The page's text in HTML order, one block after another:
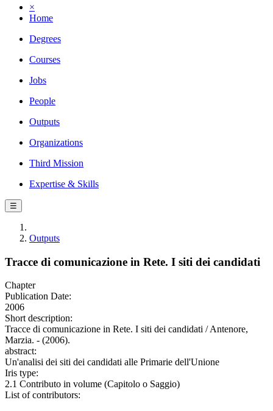
×
Home
Degrees
Courses
Jobs
People
Outputs
Organizations
Third Mission
Expertise & Skills
☰
Outputs
Tracce di comunicazione in Rete. I siti dei candidati
Chapter
Publication Date:
2006
Short description:
Tracce di comunicazione in Rete. I siti dei candidati / Antenore,
Marzia. - (2006).
abstract:
Un'analisi dei siti dei candidati alle Primarie dell'Unione
Iris type:
2.1 Contributo in volume (Capitolo o Saggio)
List of contributors: